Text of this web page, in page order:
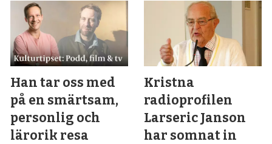
Han tar oss med
på en smärtsam,
personlig och
lärorik resa
Kristna
radioprofilen
Larseric Janson
har somnat in